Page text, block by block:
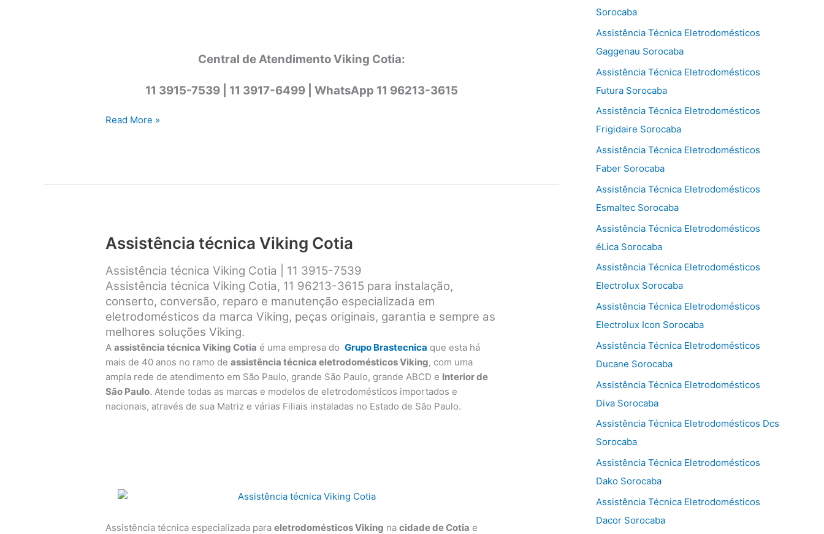
Central de Atendimento Viking Cotia:
11 3915-7539 | 11 3917-6499 | WhatsApp 11 96213-3615
Assistência
Read More »
Assistência técnica Viking Cotia
Assistência técnica Viking Cotia | 11 3915-7539
Assistência técnica Viking Cotia, 11 96213-3615 para instalação,
conserto, conversão, reparo e manutenção especializada em
eletrodomésticos da marca Viking, peças originais, garantia e sempre as
melhores soluções Viking.
Aassistência técnica Viking Cotia é uma empresa doGrupo Brastecnica que esta há
mais de 40 anos no ramo deassistência técnica eletrodomésticos Viking, com uma
ampla rede de atendimento em São Paulo, grande São Paulo, grande ABCD e Interior de
São Paulo. Atende todas as marcas e modelos de eletrodomésticos importados e
nacionais, através de sua Matriz e várias Filiais instaladas no Estado de São Paulo.
Assistência técnica especializada paraeletrodomésticos Viking nacidade de Cotia e
Sorocaba
Assistência Técnica Eletrodomésticos
Gaggenau Sorocaba
Assistência Técnica Eletrodomésticos
Futura Sorocaba
Assistência Técnica Eletrodomésticos
Frigidaire Sorocaba
Assistência Técnica Eletrodomésticos
Faber Sorocaba
Assistência Técnica Eletrodomésticos
Esmaltec Sorocaba
Assistência Técnica Eletrodomésticos
éLica Sorocaba
Assistência Técnica Eletrodomésticos
Electrolux Sorocaba
Assistência Técnica Eletrodomésticos
Electrolux Icon Sorocaba
Assistência Técnica Eletrodomésticos
Ducane Sorocaba
Assistência Técnica Eletrodomésticos
Diva Sorocaba
Assistência Técnica Eletrodomésticos Dcs
Sorocaba
Assistência Técnica Eletrodomésticos
Dako Sorocaba
Assistência Técnica Eletrodomésticos
Dacor Sorocaba